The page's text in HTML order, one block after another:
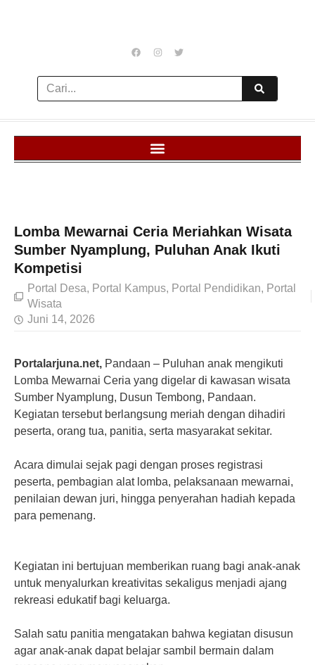
Lomba Mewarnai Ceria Meriahkan Wisata
Sumber Nyamplung, Puluhan Anak Ikuti
Kompetisi
Portal Desa, Portal Kampus, Portal Pendidikan, Portal
Wisata
Juni 14, 2026
Portalarjuna.net, Pandaan – Puluhan anak mengikuti
Lomba Mewarnai Ceria yang digelar di kawasan wisata
Sumber Nyamplung, Dusun Tembong, Pandaan.
Kegiatan tersebut berlangsung meriah dengan dihadiri
peserta, orang tua, panitia, serta masyarakat sekitar.
Acara dimulai sejak pagi dengan proses registrasi
peserta, pembagian alat lomba, pelaksanaan mewarnai,
penilaian dewan juri, hingga penyerahan hadiah kepada
para pemenang.
Kegiatan ini bertujuan memberikan ruang bagi anak-anak
untuk menyalurkan kreativitas sekaligus menjadi ajang
rekreasi edukatif bagi keluarga.
Salah satu panitia mengatakan bahwa kegiatan disusun
agar anak-anak dapat belajar sambil bermain dalam